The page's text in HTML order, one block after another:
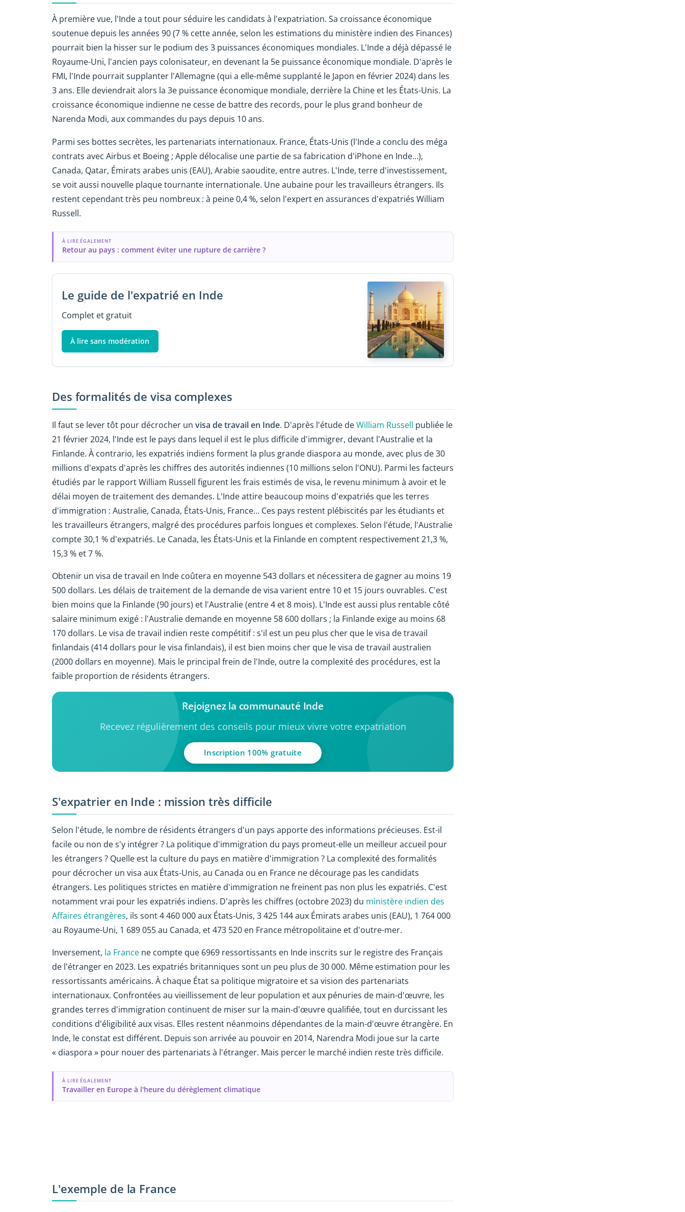
À première vue, l'Inde a tout pour séduire les candidats à l'expatriation. Sa croissance économique
soutenue depuis les années 90 (7 % cette année, selon les estimations du ministère indien des Finances)
pourrait bien la hisser sur le podium des 3 puissances économiques mondiales. L'Inde a déjà dépassé le
Royaume-Uni, l'ancien pays colonisateur, en devenant la 5e puissance économique mondiale. D'après le
FMI, l'Inde pourrait supplanter l'Allemagne (qui a elle-même supplanté le Japon en février 2024) dans les
3 ans. Elle deviendrait alors la 3e puissance économique mondiale, derrière la Chine et les États-Unis. La
croissance économique indienne ne cesse de battre des records, pour le plus grand bonheur de
Narenda Modi, aux commandes du pays depuis 10 ans.
Parmi ses bottes secrètes, les partenariats internationaux. France, États-Unis (l'Inde a conclu des méga
contrats avec Airbus et Boeing ; Apple délocalise une partie de sa fabrication d'iPhone en Inde…),
Canada, Qatar, Émirats arabes unis (EAU), Arabie saoudite, entre autres. L'Inde, terre d'investissement,
se voit aussi nouvelle plaque tournante internationale. Une aubaine pour les travailleurs étrangers. Ils
restent cependant très peu nombreux : à peine 0,4 %, selon l'expert en assurances d'expatriés William
Russell.
À LIRE ÉGALEMENT
Retour au pays : comment éviter une rupture de carrière ?
Le guide de l'expatrié en Inde
Complet et gratuit
À lire sans modération
Des formalités de visa complexes
Il faut se lever tôt pour décrocher un visa de travail en Inde. D'après l'étude deWilliam Russell publiée le
21 février 2024, l'Inde est le pays dans lequel il est le plus difficile d'immigrer, devant l'Australie et la
Finlande. À contrario, les expatriés indiens forment la plus grande diaspora au monde, avec plus de 30
millions d'expats d'après les chiffres des autorités indiennes (10 millions selon l'ONU). Parmi les facteurs
étudiés par le rapport William Russell figurent les frais estimés de visa, le revenu minimum à avoir et le
délai moyen de traitement des demandes. L'Inde attire beaucoup moins d'expatriés que les terres
d'immigration : Australie, Canada, États-Unis, France... Ces pays restent plébiscités par les étudiants et
les travailleurs étrangers, malgré des procédures parfois longues et complexes. Selon l'étude, l'Australie
compte 30,1 % d'expatriés. Le Canada, les États-Unis et la Finlande en comptent respectivement 21,3 %,
15,3 % et 7 %.
Obtenir un visa de travail en Inde coûtera en moyenne 543 dollars et nécessitera de gagner au moins 19
500 dollars. Les délais de traitement de la demande de visa varient entre 10 et 15 jours ouvrables. C'est
bien moins que la Finlande (90 jours) et l'Australie (entre 4 et 8 mois). L'Inde est aussi plus rentable côté
salaire minimum exigé : l'Australie demande en moyenne 58 600 dollars ; la Finlande exige au moins 68
170 dollars. Le visa de travail indien reste compétitif : s'il est un peu plus cher que le visa de travail
finlandais (414 dollars pour le visa finlandais), il est bien moins cher que le visa de travail australien
(2000 dollars en moyenne). Mais le principal frein de l'Inde, outre la complexité des procédures, est la
faible proportion de résidents étrangers.
Rejoignez la communauté Inde
Recevez régulièrement des conseils pour mieux vivre votre expatriation
Inscription 100% gratuite
S'expatrier en Inde : mission très difficile
Selon l'étude, le nombre de résidents étrangers d'un pays apporte des informations précieuses. Est-il
facile ou non de s'y intégrer ? La politique d'immigration du pays promeut-elle un meilleur accueil pour
les étrangers ? Quelle est la culture du pays en matière d'immigration ? La complexité des formalités
pour décrocher un visa aux États-Unis, au Canada ou en France ne décourage pas les candidats
étrangers. Les politiques strictes en matière d'immigration ne freinent pas non plus les expatriés. C'est
notamment vrai pour les expatriés indiens. D'après les chiffres (octobre 2023) du ministère indien des
Affaires étrangères, ils sont 4 460 000 aux États-Unis, 3 425 144 aux Émirats arabes unis (EAU), 1 764 000
au Royaume-Uni, 1 689 055 au Canada, et 473 520 en France métropolitaine et d'outre-mer.
Inversement, la France ne compte que 6969 ressortissants en Inde inscrits sur le registre des Français
de l'étranger en 2023. Les expatriés britanniques sont un peu plus de 30 000. Même estimation pour les
ressortissants américains. À chaque État sa politique migratoire et sa vision des partenariats
internationaux. Confrontées au vieillissement de leur population et aux pénuries de main-d'œuvre, les
grandes terres d'immigration continuent de miser sur la main-d'œuvre qualifiée, tout en durcissant les
conditions d'éligibilité aux visas. Elles restent néanmoins dépendantes de la main-d'œuvre étrangère. En
Inde, le constat est différent. Depuis son arrivée au pouvoir en 2014, Narendra Modi joue sur la carte
« diaspora » pour nouer des partenariats à l'étranger. Mais percer le marché indien reste très difficile.
À LIRE ÉGALEMENT
Travailler en Europe à l'heure du dérèglement climatique
L'exemple de la France